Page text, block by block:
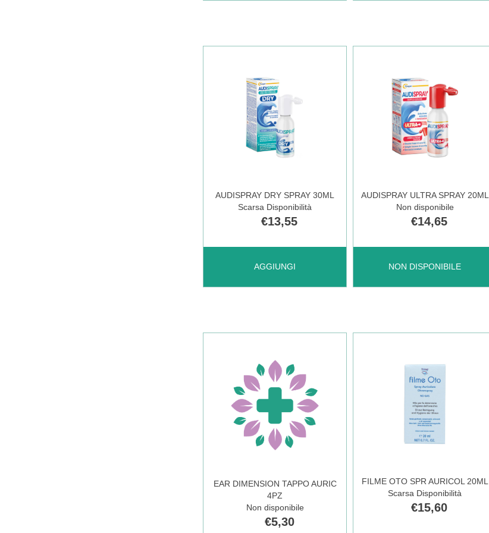
100ML NON
12PZ AL
AUDISPRAY DRY SPRAY 30ML
Scarsa Disponibilità
€13,55
AGGIUNGI
AGGIUNGI AUDISPRAY
30ML AL
CARRELLO
AUDISPRAY ULTRA SPRAY 20ML
Non disponibile
€14,65
NON DISPONIBILE
AUDISPRAY
20ML NON
EAR DIMENSION TAPPO AURIC
4PZ
Non disponibile
€5,30
FILME OTO SPR AURICOL 20ML
Scarsa Disponibilità
€15,60